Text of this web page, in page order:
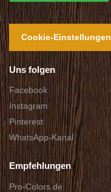
Cookie-Einstellungen
Uns folgen
Facebook
Instagram
Pinterest
WhatsApp-Kanal
Empfehlungen
Pro-Colors.de